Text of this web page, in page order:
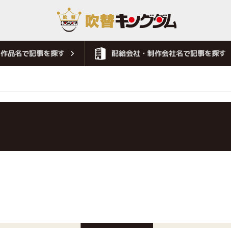
作品名で記事を探す 配給会社・制作会社名で記事を探す